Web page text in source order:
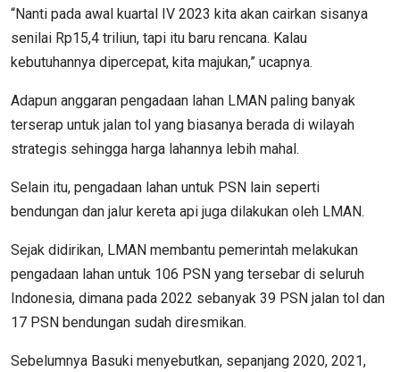
“Nanti pada awal kuartal IV 2023 kita akan cairkan sisanya
senilai Rp15,4 triliun, tapi itu baru rencana. Kalau
kebutuhannya dipercepat, kita majukan,” ucapnya.
Adapun anggaran pengadaan lahan LMAN paling banyak
terserap untuk jalan tol yang biasanya berada di wilayah
strategis sehingga harga lahannya lebih mahal.
Selain itu, pengadaan lahan untuk PSN lain seperti
bendungan dan jalur kereta api juga dilakukan oleh LMAN.
Sejak didirikan, LMAN membantu pemerintah melakukan
pengadaan lahan untuk 106 PSN yang tersebar di seluruh
Indonesia, dimana pada 2022 sebanyak 39 PSN jalan tol dan
17 PSN bendungan sudah diresmikan.
Sebelumnya Basuki menyebutkan, sepanjang 2020, 2021,